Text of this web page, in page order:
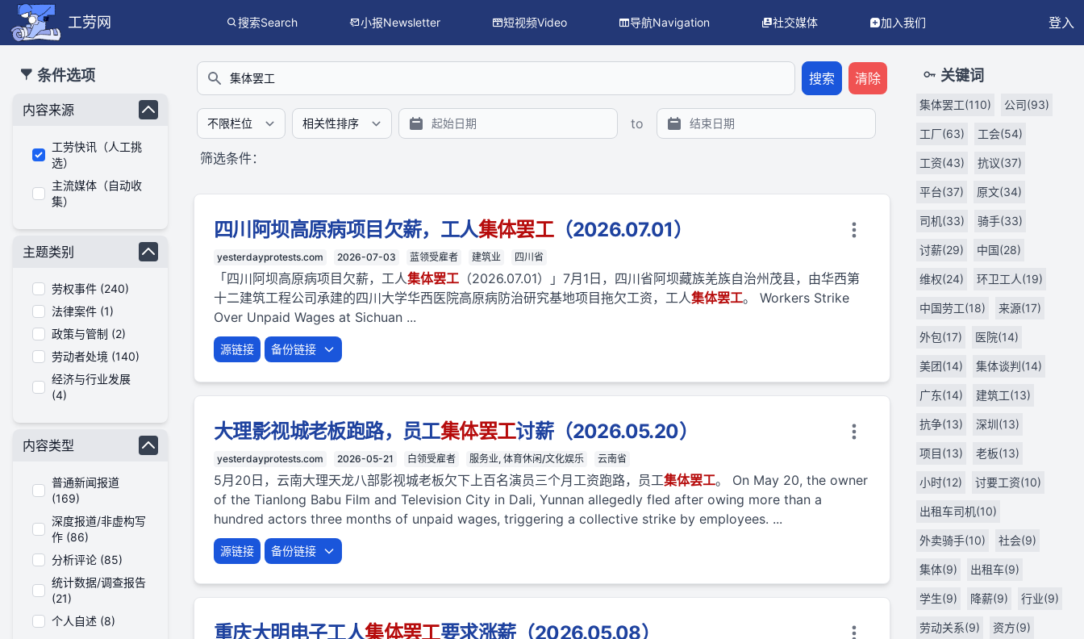
工劳网 搜索Search 小报Newsletter 短视频Video 导航Navigation 社交媒体 加入我们
登入
条件选项
内容来源
工劳快讯（人工挑
选）
主流媒体（自动收
集）
主题类别
劳权事件 (240)
法律案件 (1)
政策与管制 (2)
劳动者处境 (140)
经济与行业发展
(4)
内容类型
普通新闻报道
(169)
深度报道/非虚构写
作 (86)
分析评论 (85)
统计数据/调查报告
(21)
个人自述 (8)
搜索
搜索 清除
to
筛选条件：
四川阿坝高原病项目欠薪，工人集体罢工（2026.07.01）
yesterdayprotests.com 2026-07-03 蓝领受雇者 建筑业 四川省
「四川阿坝高原病项目欠薪，工人集体罢工 （2026.07.01）」7月1日，四川省阿坝藏族羌族自治州茂县，由华西第
十二建筑工程公司承建的四川大学华西医院高原病防治研究基地项目拖欠工资，工人集体罢工。 Workers Strike
Over Unpaid Wages at Sichuan ...
源链接 备份链接
大理影视城老板跑路，员工集体罢工讨薪（2026.05.20）
yesterdayprotests.com 2026-05-21 白领受雇者 服务业, 体育休闲/文化娱乐 云南省
5月20日，云南大理天龙八部影视城老板欠下上百名演员三个月工资跑路，员工集体罢工。 On May 20, the owner
of the Tianlong Babu Film and Television City in Dali, Yunnan allegedly fled after owing more than a
hundred actors three months of unpaid wages, triggering a collective strike by employees. ...
源链接 备份链接
重庆大明电子工人集体罢工要求涨薪（2026.05.08）
关键词
集体罢工(110) 公司(93)
工厂(63) 工会(54)
工资(43) 抗议(37)
平台(37) 原文(34)
司机(33) 骑手(33)
讨薪(29) 中国(28)
维权(24) 环卫工人(19)
中国劳工(18) 来源(17)
外包(17) 医院(14)
美团(14) 集体谈判(14)
广东(14) 建筑工(13)
抗争(13) 深圳(13)
项目(13) 老板(13)
小时(12) 讨要工资(10)
出租车司机(10)
外卖骑手(10) 社会(9)
集体(9) 出租车(9)
学生(9) 降薪(9) 行业(9)
劳动关系(9) 资方(9)